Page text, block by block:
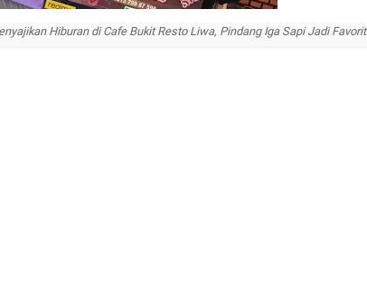
Hiburan di Cafe Bukit Resto Liwa, Pindang Iga Sapi Jadi Favorit